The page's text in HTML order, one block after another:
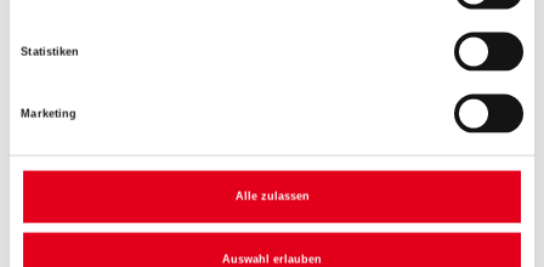
Statistiken
Marketing
Alle zulassen
Auswahl erlauben